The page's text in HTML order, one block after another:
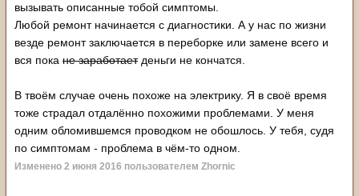
вызывать описанные тобой симптомы.
Любой ремонт начинается с диагностики. А у нас по жизни
везде ремонт заключается в переборке или замене всего и
вся пока не заработаетденьги не кончатся.
В твоём случае очень похоже на электрику. Я в своё время
тоже страдал отдалённо похожими проблемами. У меня
одним обломившемся проводком не обошлось. У тебя, судя
по симптомам - проблема в чём-то одном.
Изменено 2 июня 2016 пользователем Zhornic